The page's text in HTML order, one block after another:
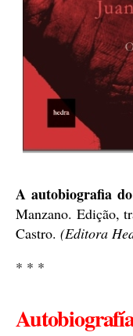
A autobiografia
Manzano. Edição,
Castro. (Editora
* * *